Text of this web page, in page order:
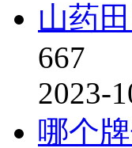
山药
667
2023-
哪个